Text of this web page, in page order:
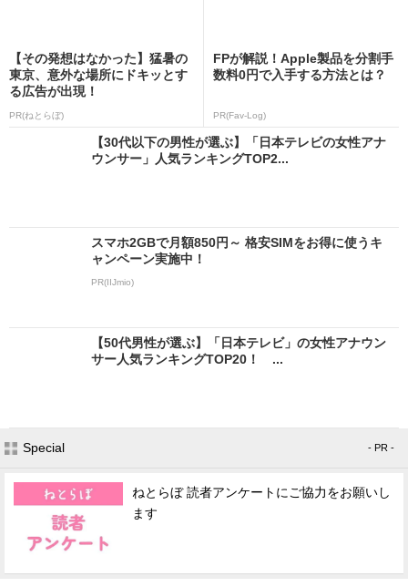
【その発想はなかった】猛暑の
東京、意外な場所にドキッとす
る広告が出現！
PR(ねとらぼ)
FPが解説！Apple製品を分割手
数料0円で入手する方法とは？
PR(Fav-Log)
【30代以下の男性が選ぶ】「日本テレビの女性アナ
ウンサー」人気ランキングTOP2...
スマホ2GBで月額850円～ 格安SIMをお得に使うキ
ャンペーン実施中！
PR(IIJmio)
【50代男性が選ぶ】「日本テレビ」の女性アナウン
サー人気ランキングTOP20！ ...
Special - PR -
ねとらぼ 読者アンケートにご協力をお願いし
ます